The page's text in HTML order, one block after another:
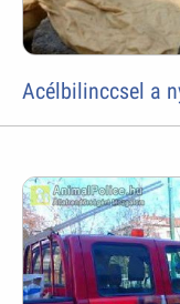
Acélbilinccsel a